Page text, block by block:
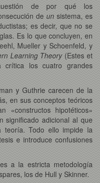
de por qué los
de unsistema, es
es decir, que no se
Es lo que concluyen, en
Mueller y Schoenfeld, y
Learning Theory (Estes et
los cuatro grandes
y Guthrie carecen de la
en sus conceptos teóricos
«constructos hipotéticos»
significado adicional al que
teoría. Todo ello impide la
e introduce confusiones
a la estricta metodología
los de Hull y Skinner.